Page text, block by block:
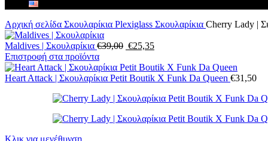
Αρχική σελίδα Σκουλαρίκια Plexiglass Σκουλαρίκια Cherry Lady |
Maldives | Σκουλαρίκια €39,00 €25,35
Επιστροφή στα προϊόντα
Heart Attack | Σκουλαρίκια Petit Boutik X Funk Da Queen €31,50
Κλικ για μεγέθυνση